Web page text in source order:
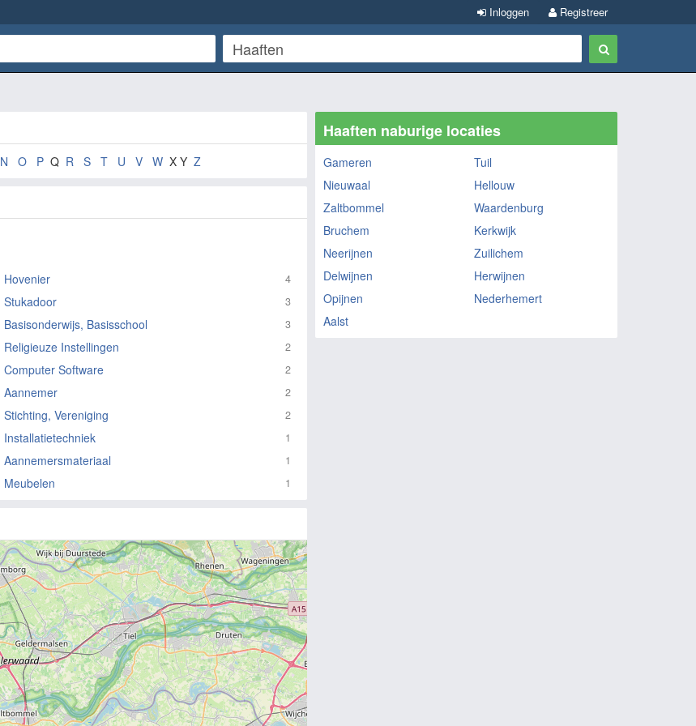
Registreer
Inloggen
N O P Q R S T U V W X Y Z
Hovenier 4
Stukadoor 3
Basisonderwijs, Basisschool 3
Religieuze Instellingen 2
Computer Software 2
Aannemer 2
Stichting, Vereniging 2
Installatietechniek 1
Aannemersmateriaal 1
Meubelen 1
Haaften naburige locaties
Gameren
Tuil
Nieuwaal
Hellouw
Zaltbommel
Waardenburg
Bruchem
Kerkwijk
Neerijnen
Zuilichem
Delwijnen
Herwijnen
Opijnen
Nederhemert
Aalst